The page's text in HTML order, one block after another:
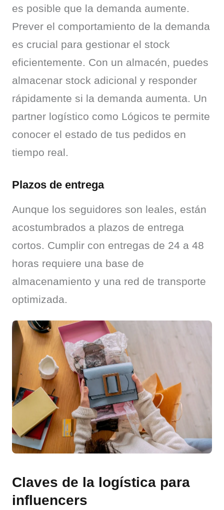
es posible que la demanda aumente.
Prever el comportamiento de la demanda
es crucial para gestionar el stock
eficientemente. Con un almacén, puedes
almacenar stock adicional y responder
rápidamente si la demanda aumenta. Un
partner logístico como Lógicos te permite
conocer el estado de tus pedidos en
tiempo real.
Plazos de entrega
Aunque los seguidores son leales, están
acostumbrados a plazos de entrega
cortos. Cumplir con entregas de 24 a 48
horas requiere una base de
almacenamiento y una red de transporte
optimizada.
Claves de la logística para
influencers